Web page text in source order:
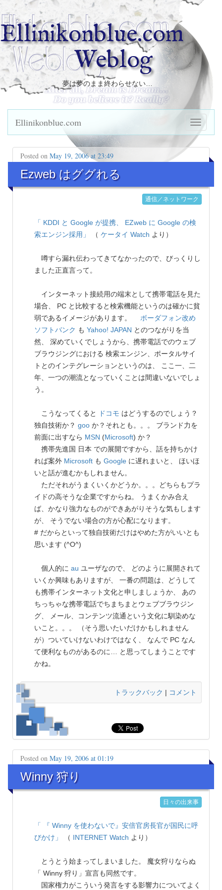
Ellinikonblue.com
Weblog
夢は夢のまま終わらせない…
Ellinikonblue.com
Posted on May 19, 2006 at 23:49
Ezweb はググれる
通信／ネットワーク
「 KDDI と Google が提携、 EZweb に Google の検
索エンジン採用」
（ ケータイ Watch より）
噂すら漏れ伝わってきてなかったので、びっくりし
ました正直言って。
インターネット接続用の端末として携帯電話を見た
場合、 PC と比較すると検索機能というのは確かに貧
弱であるイメージがあります。 ボーダフォン改め
ソフトバンク も Yahoo! JAPAN とのつながりを当
然、 深めていくでしょうから、携帯電話でのウェブ
ブラウジングにおける 検索エンジン、ポータルサイ
トとのインテグレーションというのは、 ここ一、二
年、一つの潮流となっていくことは間違いないでしょ
う。
こうなってくると ドコモ はどうするのでしょう？
独自技術か？ goo か？それとも。。。 ブランド力を
前面に出すなら MSN (Microsoft) か？
携帯先進国 日本 での展開ですから、話を持ちかけ
れば案外 Microsoft も Google に遅れまいと、 ほいほ
いと話が進むかもしれません。
ただそれがうまくいくかどうか。。。どちらもプラ
イドの高そうな企業ですからね。 うまくかみ合え
ば、かなり強力なものができあがりそうな気もします
が、 そうでない場合の方が心配になります。
# だからといって独自技術だけはやめた方がいいとも
思います (^O^)
個人的に au ユーザなので、 どのように展開されて
いくか興味もありますが、 一番の問題は、どうして
も携帯インターネット文化と申しましょうか、 あの
ちっちゃな携帯電話でちまちまとウェブブラウジン
グ、 メール、コンテンツ流通という文化に馴染めな
いこと。。。 （そう思いたいだけかもしれません
が）ついていけないわけではなく、 なんで PC なん
て便利なものがあるのに… と思ってしまうことです
かね。
トラックバック | コメント
Posted on May 19, 2006 at 01:19
Winny 狩り
日々の出来事
「 『 Winny を使わないで』安倍官房長官が国民に呼
びかけ」
（ INTERNET Watch より）
とうとう始まってしまいました。 魔女狩りならぬ
「 Winny 狩り」宣言も同然です。
国家権力がこういう発言をする影響力についてよく